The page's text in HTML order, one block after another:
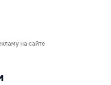
на сайте